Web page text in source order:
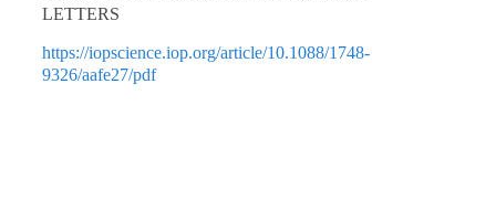
LETTERS
https://iopscience.iop.org/article/10.1088/1748-
9326/aafe27/pdf